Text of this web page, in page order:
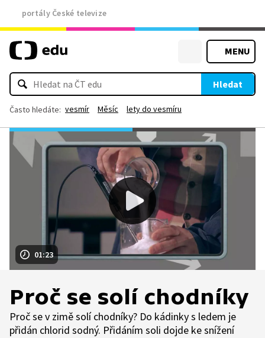
portály České televize
MENU
Hledat
Často hledáte: vesmír Měsíc lety do vesmíru
01:23
Proč se solí chodníky
Proč se v zimě solí chodníky? Do kádinky s ledem je
přidán chlorid sodný. Přidáním soli dojde ke snížení